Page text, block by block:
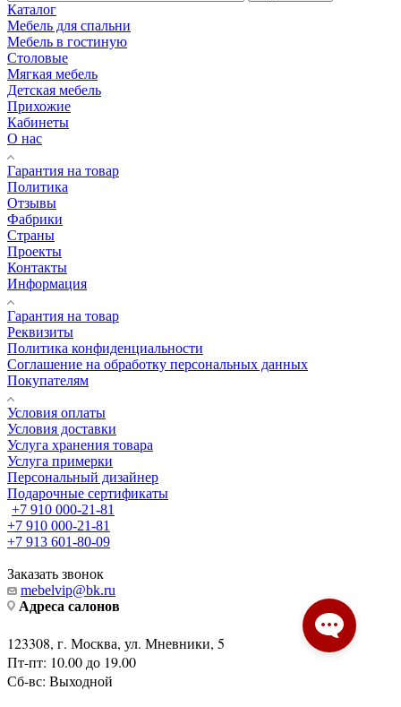
Каталог
Мебель для спальни
Мебель в гостиную
Столовые
Мягкая мебель
Детская мебель
Прихожие
Кабинеты
О нас
Гарантия на товар
Политика
Отзывы
Фабрики
Страны
Проекты
Контакты
Информация
Гарантия на товар
Реквизиты
Политика конфиденциальности
Соглашение на обработку персональных данных
Покупателям
Условия оплаты
Условия доставки
Услуга хранения товара
Услуга примерки
Персональный дизайнер
Подарочные сертификаты
+7 910 000-21-81
+7 910 000-21-81
+7 913 601-80-09
Заказать звонок
mebelvip@bk.ru
Адреса салонов
123308, г. Москва, ул. Мневники, 5
Пт-пт: 10.00 до 19.00
Сб-вс: Выходной